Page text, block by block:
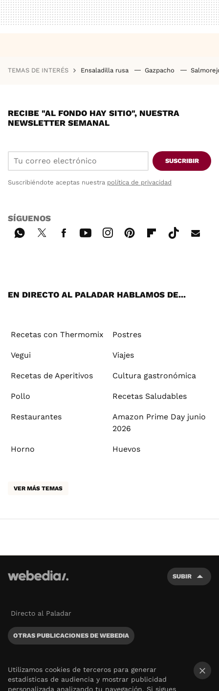
TEMAS DE INTERÉS Ensaladilla rusa Gazpacho
RECIBE "AL FONDO HAY SITIO", NUESTRA
NEWSLETTER SEMANAL
SUSCRIBIR
Suscribiéndote aceptas nuestra política de privacidad
SÍGUENOS
EN DIRECTO AL PALADAR HABLAMOS DE...
Recetas con Thermomix Postres
Vegui Viajes
Recetas de Aperitivos Cultura gastronómica
Pollo Recetas Saludables
Restaurantes
Amazon Prime Day junio
2026
Horno Huevos
VER MÁS TEMAS
SUBIR
Directo al Paladar
OTRAS PUBLICACIONES DE WEBEDIA
Utilizamos cookies de terceros para generar
estadísticas de audiencia y mostrar publicidad
personalizada analizando tu navegación. Si sigues